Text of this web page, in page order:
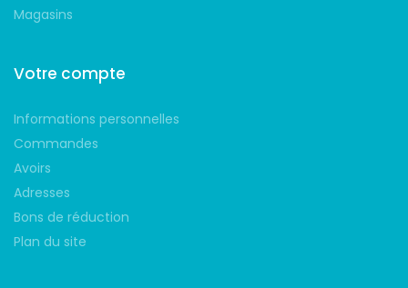
Magasins
Votre compte
Informations personnelles
Commandes
Avoirs
Adresses
Bons de réduction
Plan du site